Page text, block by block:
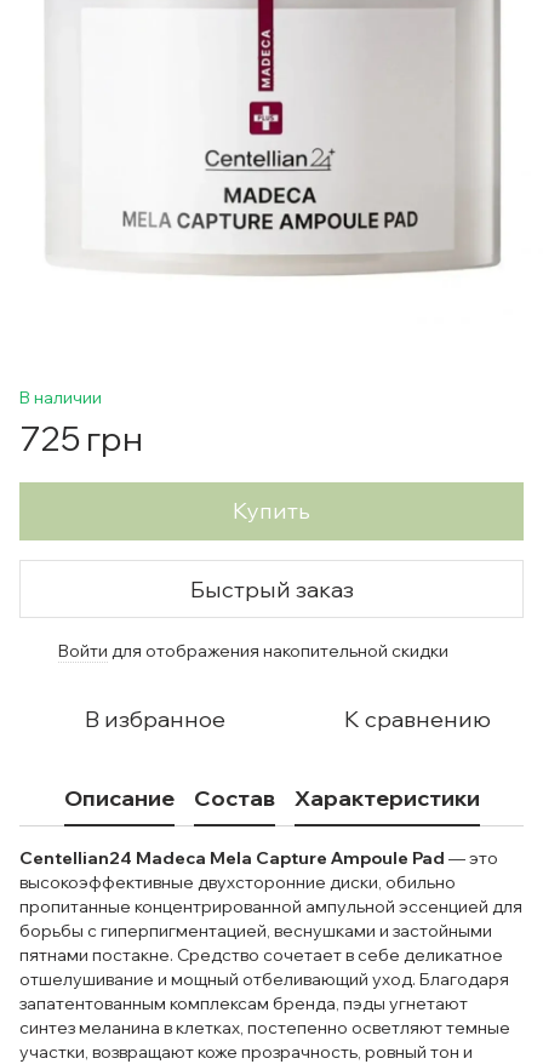
В наличии
725 грн
Купить
Быстрый заказ
Войти для отображения накопительной скидки
В избранное К сравнению
Описание Состав Характеристики
Centellian24 Madeca Mela Capture Ampoule Pad — это
высокоэффективные двухсторонние диски, обильно
пропитанные концентрированной ампульной эссенцией для
борьбы с гиперпигментацией, веснушками и застойными
пятнами постакне. Средство сочетает в себе деликатное
отшелушивание и мощный отбеливающий уход. Благодаря
запатентованным комплексам бренда, пэды угнетают
синтез меланина в клетках, постепенно осветляют темные
участки, возвращают коже прозрачность, ровный тон и